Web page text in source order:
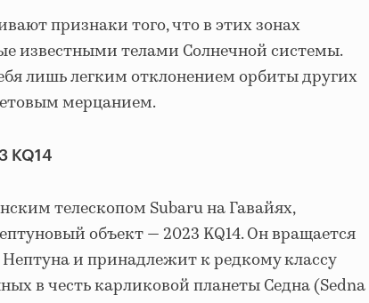
признаки того, что в этих зонах
известными телами Солнечной системы.
лишь легким отклонением орбиты других
мерцанием.
KQ14
телескопом Subaru на Гавайях,
объект — 2023 KQ14. Он вращается
и принадлежит к редкому классу
в честь карликовой планеты Седна (Sedna